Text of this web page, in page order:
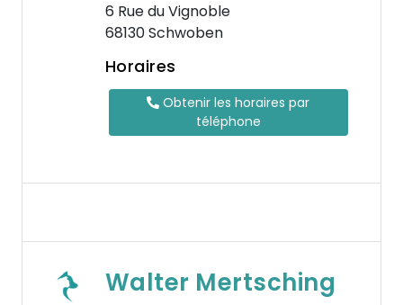
6 Rue du Vignoble
68130 Schwoben
Horaires
Obtenir les horaires par
téléphone
Walter Mertsching